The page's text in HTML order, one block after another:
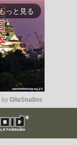
っと見る
Mute
by GliaStudios